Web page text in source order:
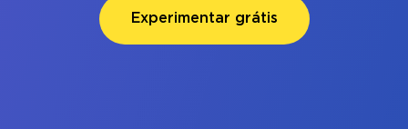
Experimentar grátis